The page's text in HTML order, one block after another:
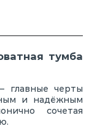
тумба
главные черты
и надёжным
сочетая